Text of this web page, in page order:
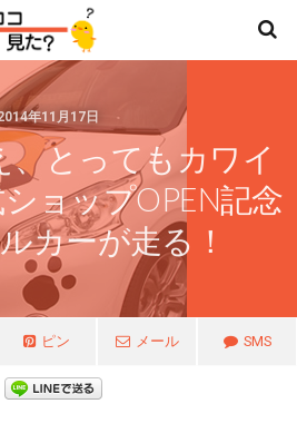
年11月17日
、とってもカワイ
ョップOPEN記念
カーが走る！
ピン メール SMS